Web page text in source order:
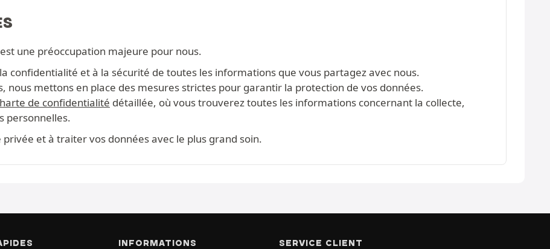
une préoccupation majeure pour nous.
confidentialité et à la sécurité de toutes les informations que vous partagez avec nous.
nous mettons en place des mesures strictes pour garantir la protection de vos données.
de confidentialité détaillée, où vous trouverez toutes les informations concernant la collecte,
personnelles.
et à traiter vos données avec le plus grand soin.
INFORMATIONS SERVICE CLIENT